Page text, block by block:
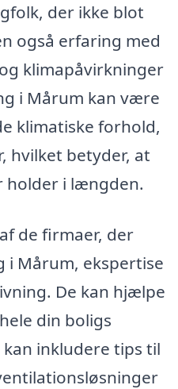
der ikke blot
også erfaring med
klimapåvirkninger
i Mårum kan være
klimatiske forhold,
hvilket betyder, at
holder i længden.
de firmaer, der
Mårum, ekspertise
De kan hjælpe
din boligs
inkludere tips til